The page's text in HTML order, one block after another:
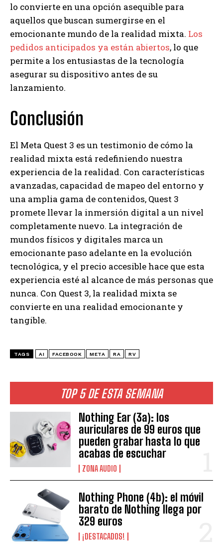
TOP 5 DE ESTA SEMANA
Nothing Ear (3a): los
auriculares de 99 euros que
pueden grabar hasta lo que
acabas de escuchar
ZONA AUDIO
Nothing Phone (4b): el móvil
barato de Nothing llega por
329 euros
¡DESTACADOS!
lo convierte en una opción asequible para
aquellos que buscan sumergirse en el
emocionante mundo de la realidad mixta. Los
pedidos anticipados ya están abiertos, lo que
permite a los entusiastas de la tecnología
asegurar su dispositivo antes de su
lanzamiento.
Conclusión
El Meta Quest 3 es un testimonio de cómo la
realidad mixta está redefiniendo nuestra
experiencia de la realidad. Con características
avanzadas, capacidad de mapeo del entorno y
una amplia gama de contenidos, Quest 3
promete llevar la inmersión digital a un nivel
completamente nuevo. La integración de
mundos físicos y digitales marca un
emocionante paso adelante en la evolución
tecnológica, y el precio accesible hace que esta
experiencia esté al alcance de más personas que
nunca. Con Quest 3, la realidad mixta se
convierte en una realidad emocionante y
tangible.
TAGS AI FACEBOOK META RA RV